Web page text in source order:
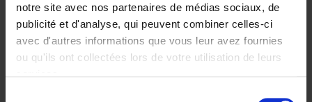
notre site avec nos partenaires de médias sociaux, de
publicité et d'analyse, qui peuvent combiner celles-ci
avec d'autres informations que vous leur avez fournies
ou qu'ils ont collectées lors de votre utilisation de leurs
€29,99